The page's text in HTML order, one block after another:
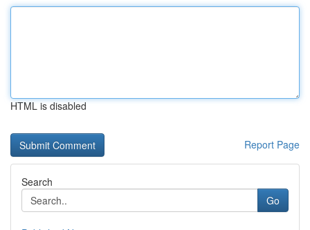
HTML is disabled
Report Page
Search
Go